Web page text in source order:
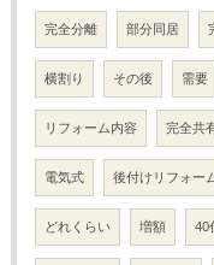
完全分離 部分同居
横割り その後 需要
リフォーム内容 完全共
電気式 後付けリフォー
どれくらい 増額 40